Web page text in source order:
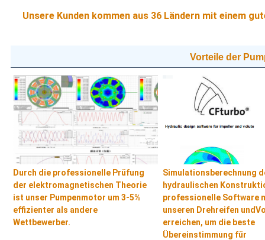
Unsere Kunden kommen aus 36 Ländern mit einem
Vorteile der
Durch die professionelle Prüfung
der elektromagnetischen Theorie
ist unser Pumpenmotor um 3-5%
effizienter als andere
Wettbewerber.
Simulationsberechnung
hydraulischen
professionelle Software
unseren Drehreifen und
erreichen, um die beste
Übereinstimmung für